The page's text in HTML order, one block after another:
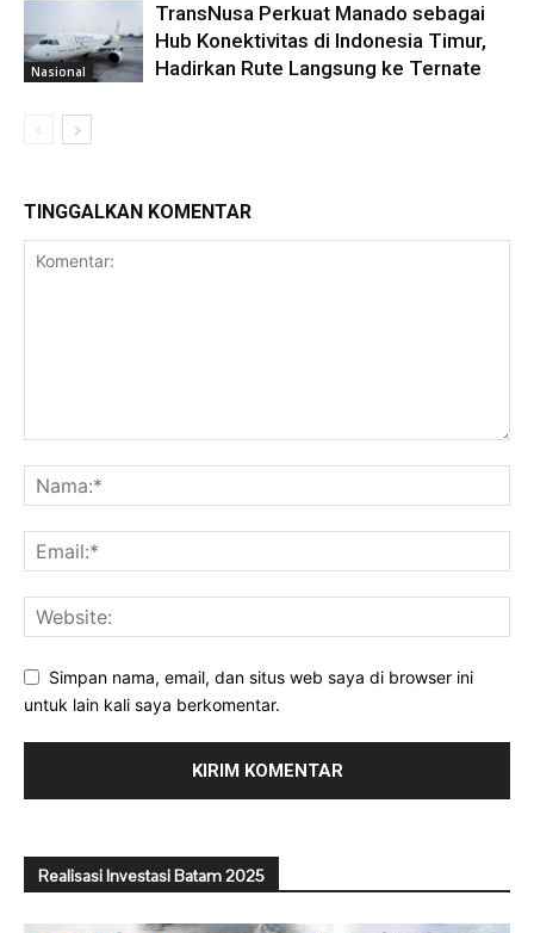
Nasional
TransNusa Perkuat Manado sebagai
Hub Konektivitas di Indonesia Timur,
Hadirkan Rute Langsung ke Ternate
TINGGALKAN KOMENTAR
Simpan nama, email, dan situs web saya di browser ini
untuk lain kali saya berkomentar.
Realisasi Investasi Batam 2025